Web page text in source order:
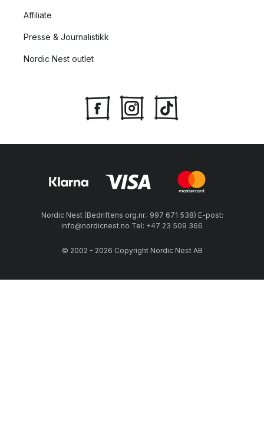
Affiliate
Presse & Journalistikk
Nordic Nest outlet
Nordic Nest (Bedriftens org.nr.: 997 671 538) E-post:
info@nordicnest.no Tel: +47 23 509 366
© 2002 - 2026 Copyright Nordic Nest AB